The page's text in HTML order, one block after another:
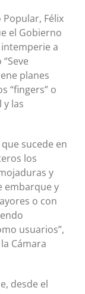
Félix
el Gobierno
a
planes
“fingers” o
las
sucede en
los
y
embarque y
o con
usuarios”,
Cámara
desde el